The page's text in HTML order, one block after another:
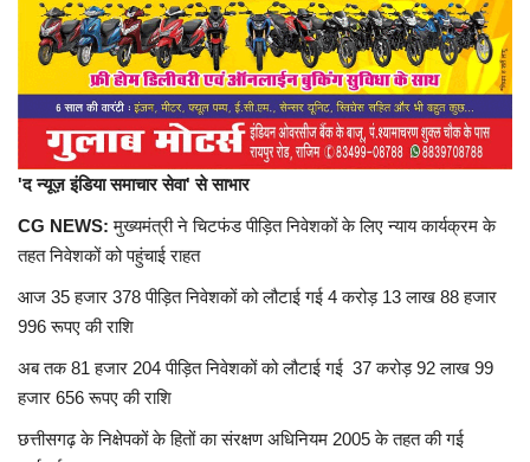
प्रमुख खबर
Language
'द न्यूज़ इंडिया समाचार सेवा' से साभार
CG NEWS: मुख्यमंत्री ने चिटफंड पीड़ित निवेशकों के लिए न्याय कार्यक्रम के
तहत निवेशकों को पहुंचाई राहत
आज 35 हजार 378 पीड़ित निवेशकों को लौटाई गई 4 करोड़ 13 लाख 88 हजार
996 रूपए की राशि
अब तक 81 हजार 204 पीड़ित निवेशकों को लौटाई गई 37 करोड़ 92 लाख 99
हजार 656 रूपए की राशि
छत्तीसगढ़ के निक्षेपकों के हितों का संरक्षण अधिनियम 2005 के तहत की गई